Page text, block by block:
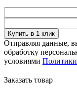
Купить в 1 клик
Отправляя данные,
обработку
условиями
Заказать товар